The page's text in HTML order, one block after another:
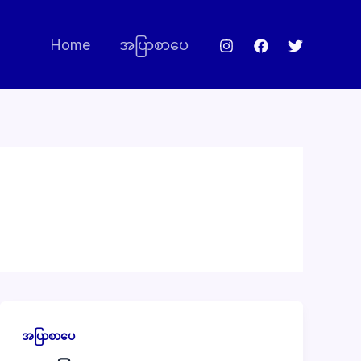
Home အပြာစာပေ
အပြာစာပေ